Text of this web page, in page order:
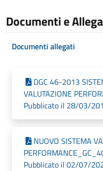
Documenti e
Documenti allegati
DGC 46-2013
VALUTAZIONE
Pubblicato il 28/03/
NUOVO SISTEMA
Pubblicato il 02/07/